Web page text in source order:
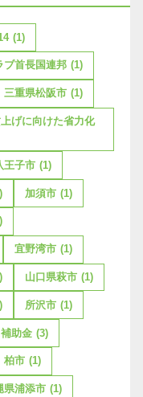
(1)
ブ首長国連邦 (1)
三重県松阪市 (1)
げに向けた省力化
王子市 (1)
加須市 (1)
宜野湾市 (1)
山口県萩市 (1)
所沢市 (1)
助金 (3)
柏市 (1)
県浦添市 (1)